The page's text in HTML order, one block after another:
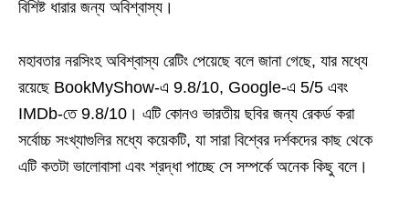
বিশিষ্ট ধারার জন্য অবিশ্বাস্য।
মহাবতার নরসিংহ অবিশ্বাস্য রেটিং পেয়েছে বলে জানা গেছে, যার মধ্যে
রয়েছে BookMyShow-এ 9.8/10, Google-এ 5/5 এবং
IMDb-তে 9.8/10। এটি কোনও ভারতীয় ছবির জন্য রেকর্ড করা
সর্বোচ্চ সংখ্যাগুলির মধ্যে কয়েকটি, যা সারা বিশ্বের দর্শকদের কাছ থেকে
এটি কতটা ভালোবাসা এবং শ্রদ্ধা পাচ্ছে সে সম্পর্কে অনেক কিছু বলে।